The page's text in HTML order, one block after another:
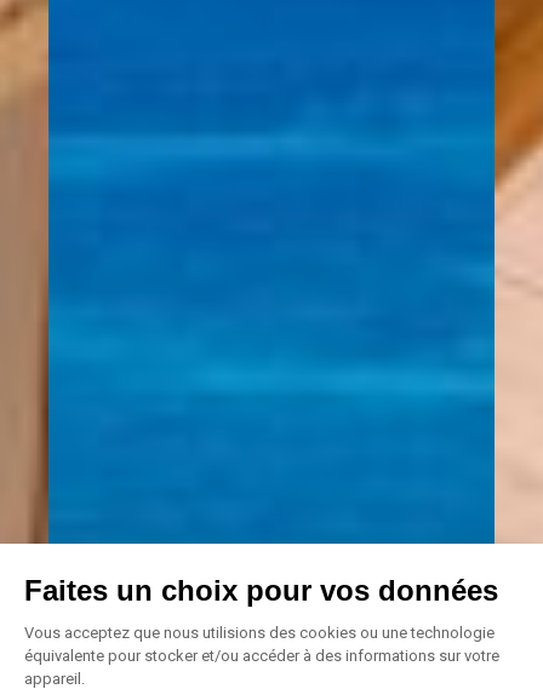
Faites un choix pour vos données
Vous acceptez que nous utilisions des cookies ou une technologie
équivalente pour stocker et/ou accéder à des informations sur votre
appareil.